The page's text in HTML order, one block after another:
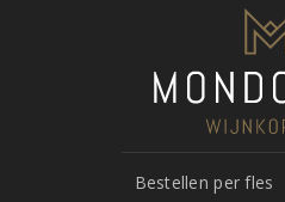
Bestellen per fles